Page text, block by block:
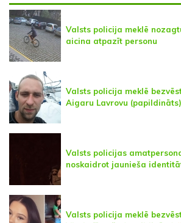
Valsts policija meklē
aicina atpazīt personu
Valsts policija meklē
Aigaru Lavrovu (papildināts)
Valsts policijas
noskaidrot jaunieša
Valsts policija meklē